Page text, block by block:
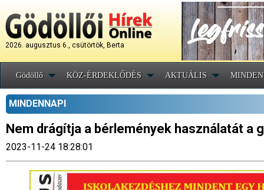
2026. augusztus 6., csütörtök, Berta
Gödöllő KÖZ-ÉRDEKLŐDÉS AKTUÁLIS
MINDENNAPI
Nem drágítja a bérlemények használatát a
2023-11-24 18:28:01